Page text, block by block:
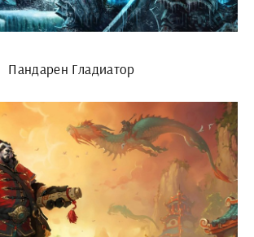
Пандарен Гладиатор